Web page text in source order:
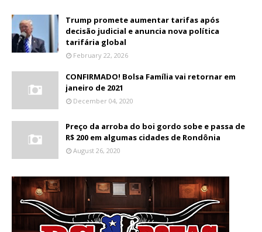
Trump promete aumentar tarifas após
decisão judicial e anuncia nova política
tarifária global
February 22, 2026
CONFIRMADO! Bolsa Família vai retornar em
janeiro de 2021
December 04, 2020
Preço da arroba do boi gordo sobe e passa de
R$ 200 em algumas cidades de Rondônia
August 26, 2020